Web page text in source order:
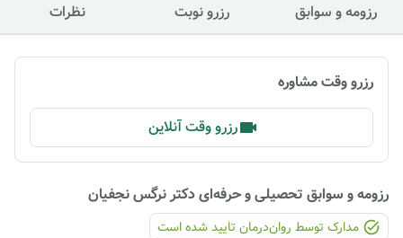
رزومه و سوابق رزرو نوبت نظرات
رزرو وقت مشاوره
رزرو وقت آنلاین
رزومه و سوابق تحصیلی و حرفه‌ایدکتر نرگس نجفیان
مدارک توسط روان‌درمان تایید شده ‌است